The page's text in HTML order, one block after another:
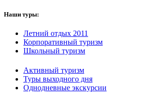
Наши туры:
Летний отдых 2011
Корпоративный туризм
Школьный туризм
Активный туризм
Туры выходного дня
Однодневные экскурсии